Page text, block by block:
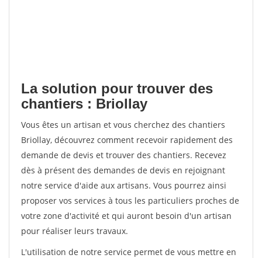
La solution pour trouver des
chantiers : Briollay
Vous êtes un artisan et vous cherchez des chantiers
Briollay, découvrez comment recevoir rapidement des
demande de devis et trouver des chantiers. Recevez
dès à présent des demandes de devis en rejoignant
notre service d'aide aux artisans. Vous pourrez ainsi
proposer vos services à tous les particuliers proches de
votre zone d'activité et qui auront besoin d'un artisan
pour réaliser leurs travaux.
L'utilisation de notre service permet de vous mettre en